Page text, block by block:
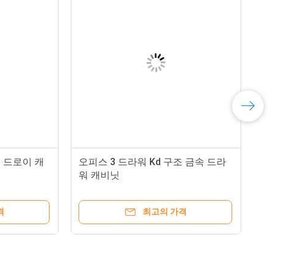
서 원하는 두께로 철판을 추가로 롤링하
고 내구성, 인력 변경 또는 손실의 경우,
로이 캐
오피스 3 드라워 Kd 구조 금속 드라
워 캐비닛
최고의 가격